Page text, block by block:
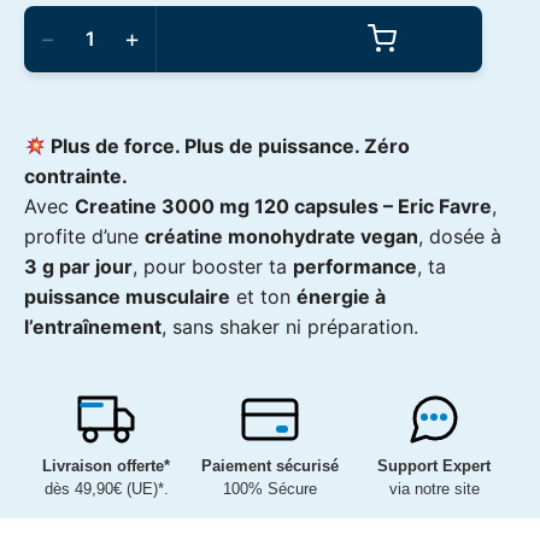
quantité
de
Favre
3000mg
120caps
− +
Plus de force. Plus de puissance. Zéro
contrainte.
Avec Creatine 3000 mg 120 capsules – Eric Favre,
profite d’une créatine monohydrate vegan, dosée à
3 g par jour, pour booster ta performance, ta
puissance musculaire et ton énergie à
l’entraînement, sans shaker ni préparation.
Livraison offerte*
dès 49,90€ (UE)*.
Paiement sécurisé
100% Sécure
Support Expert
via notre site